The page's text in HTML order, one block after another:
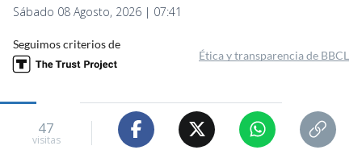
Sábado 08 Agosto, 2026 | 07:41
Seguimos criterios de
Ética y transparencia de BBCL
47
visitas